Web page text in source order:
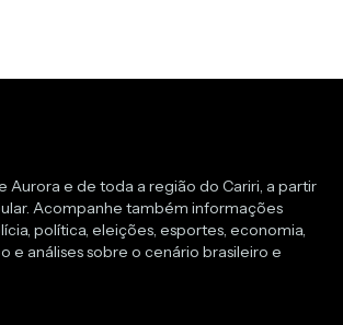
Aurora e de toda a região do Cariri, a partir
Acompanhe também informações
política, eleições, esportes, economia,
e análises sobre o cenário brasileiro e